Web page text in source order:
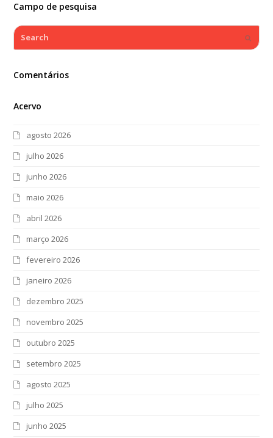
Campo de pesquisa
Search
Comentários
Acervo
agosto 2026
julho 2026
junho 2026
maio 2026
abril 2026
março 2026
fevereiro 2026
janeiro 2026
dezembro 2025
novembro 2025
outubro 2025
setembro 2025
agosto 2025
julho 2025
junho 2025